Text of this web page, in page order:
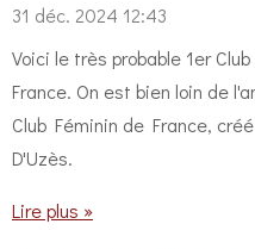
31 déc. 2024 12:43
Voici le très probable 1er
France. On est bien loin de
Club Féminin de France,
D'Uzès.
Lire plus »